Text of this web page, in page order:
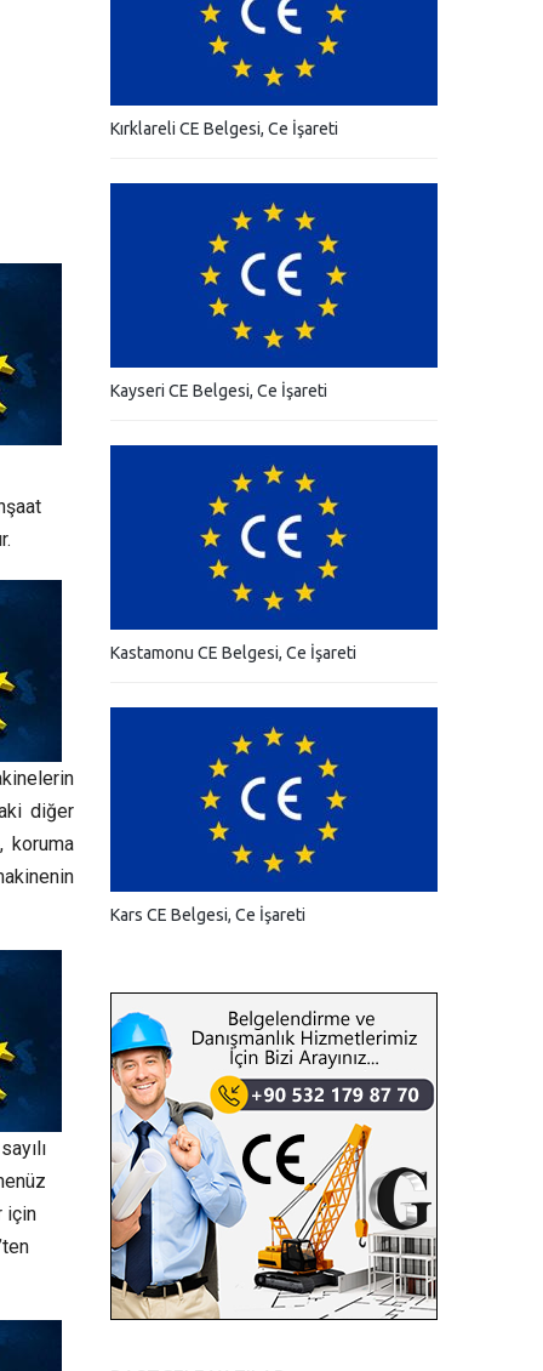
diğer
koruma
için
Kırklareli CE Belgesi, Ce İşareti
Kayseri CE Belgesi, Ce İşareti
Kastamonu CE Belgesi, Ce İşareti
Kars CE Belgesi, Ce İşareti